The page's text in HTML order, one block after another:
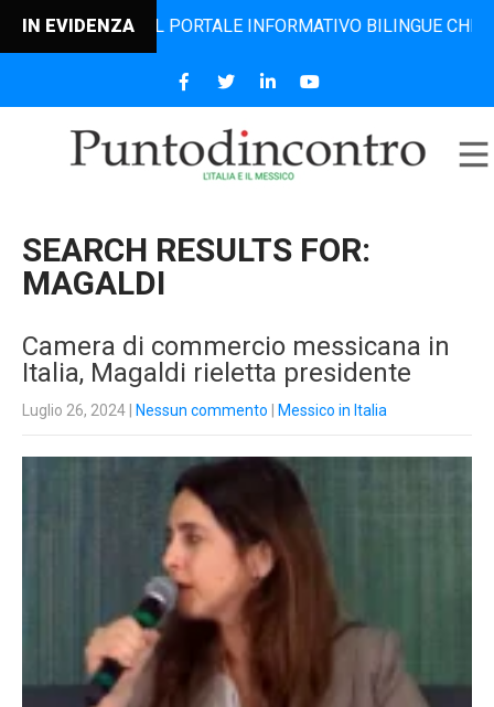
IN EVIDENZA
IL PORTALE INFORMATIVO BILINGUE CHE DAL 2006
SEARCH RESULTS FOR:
MAGALDI
Camera di commercio messicana in
Italia, Magaldi rieletta presidente
Luglio 26, 2024 Nessun commento Messico in Italia